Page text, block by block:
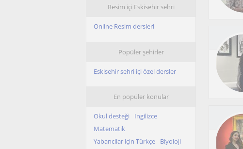
Resim içi Eskisehir sehri
Online Resim dersleri
Popüler şehirler
Eskisehir sehri içi özel dersler
En popüler konular
Okul desteği
Ingilizce
Matematik
Yabancilar için Türkçe
Biyoloji